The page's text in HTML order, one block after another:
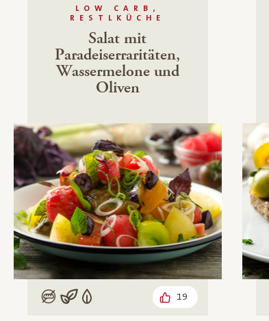
LOW CARB,
RESTLKÜCHE
Salat mit
Paradeiserraritäten,
Wassermelone und
Oliven
Low Carb
Vegan
Vegetarisch 19